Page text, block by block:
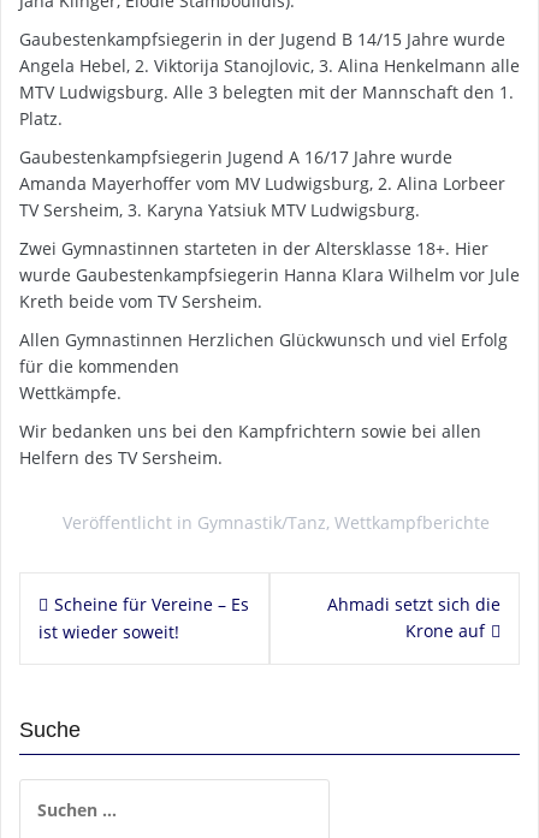
Gaubestenkampfsiegerin in der Jugend B 14/15 Jahre wurde
Angela Hebel, 2. Viktorija Stanojlovic, 3. Alina Henkelmann alle
MTV Ludwigsburg. Alle 3 belegten mit der Mannschaft den 1.
Platz.
Gaubestenkampfsiegerin Jugend A 16/17 Jahre wurde
Amanda Mayerhoffer vom MV Ludwigsburg, 2. Alina Lorbeer
TV Sersheim, 3. Karyna Yatsiuk MTV Ludwigsburg.
Zwei Gymnastinnen starteten in der Altersklasse 18+. Hier
wurde Gaubestenkampfsiegerin Hanna Klara Wilhelm vor Jule
Kreth beide vom TV Sersheim.
Allen Gymnastinnen Herzlichen Glückwunsch und viel Erfolg
für die kommenden
Wettkämpfe.
Wir bedanken uns bei den Kampfrichtern sowie bei allen
Helfern des TV Sersheim.
Veröffentlicht in Gymnastik/Tanz, Wettkampfberichte
Beitragsnavigation
Scheine für Vereine – Es
ist wieder soweit!
Ahmadi setzt sich die
Krone auf
Suche
nach: